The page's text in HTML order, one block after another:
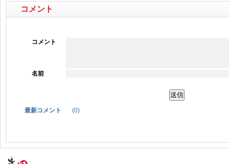
コメント
コメント
名前
最新コメント (0)